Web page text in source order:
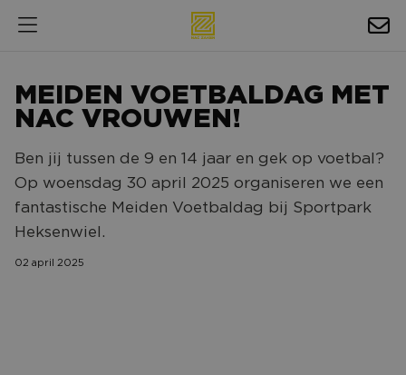
EXPOSURE
AGENDA
NAC ZAKELIJK
MAGAZINES
MEIDEN VOETBALDAG MET
NAC VROUWEN!
Ben jij tussen de 9 en 14 jaar en gek op voetbal?
Op woensdag 30 april 2025 organiseren we een
fantastische Meiden Voetbaldag bij Sportpark
Heksenwiel.
02 april 2025